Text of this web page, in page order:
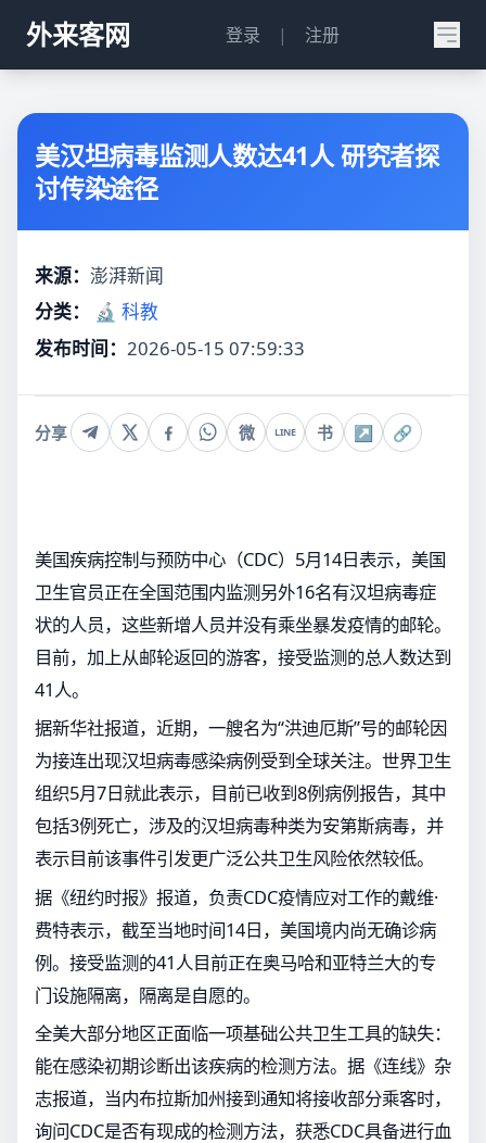
外来客网 登录 | 注册
美汉坦病毒监测人数达41人 研究者探
讨传染途径
来源： 澎湃新闻
分类：
🔬 科教
发布时间： 2026-05-15 07:59:33
分享 微 LINE 书 ↗ 🔗
美国疾病控制与预防中心（CDC）5月14日表示，美国
卫生官员正在全国范围内监测另外16名有汉坦病毒症
状的人员，这些新增人员并没有乘坐暴发疫情的邮轮。
目前，加上从邮轮返回的游客，接受监测的总人数达到
41人。
据新华社报道，近期，一艘名为“洪迪厄斯”号的邮轮因
为接连出现汉坦病毒感染病例受到全球关注。世界卫生
组织5月7日就此表示，目前已收到8例病例报告，其中
包括3例死亡，涉及的汉坦病毒种类为安第斯病毒，并
表示目前该事件引发更广泛公共卫生风险依然较低。
据《纽约时报》报道，负责CDC疫情应对工作的戴维·
费特表示，截至当地时间14日，美国境内尚无确诊病
例。接受监测的41人目前正在奥马哈和亚特兰大的专
门设施隔离，隔离是自愿的。
全美大部分地区正面临一项基础公共卫生工具的缺失：
能在感染初期诊断出该疾病的检测方法。据《连线》杂
志报道，当内布拉斯加州接到通知将接收部分乘客时，
询问CDC是否有现成的检测方法，获悉CDC具备进行血